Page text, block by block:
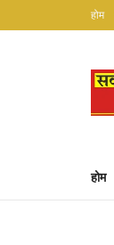
होम
होम